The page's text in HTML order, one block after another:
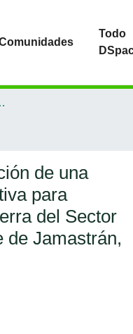
Todo
de una
para
del Sector
de Jamastrán,